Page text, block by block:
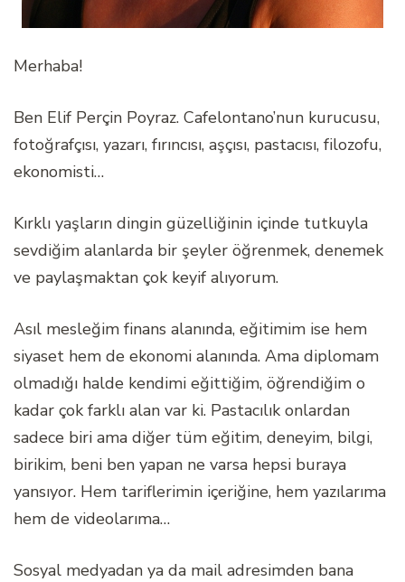
Merhaba!
Ben Elif Perçin Poyraz. Cafelontano’nun kurucusu,
fotoğrafçısı, yazarı, fırıncısı, aşçısı, pastacısı, filozofu,
ekonomisti…
Kırklı yaşların dingin güzelliğinin içinde tutkuyla
sevdiğim alanlarda bir şeyler öğrenmek, denemek
ve paylaşmaktan çok keyif alıyorum.
Asıl mesleğim finans alanında, eğitimim ise hem
siyaset hem de ekonomi alanında. Ama diplomam
olmadığı halde kendimi eğittiğim, öğrendiğim o
kadar çok farklı alan var ki. Pastacılık onlardan
sadece biri ama diğer tüm eğitim, deneyim, bilgi,
birikim, beni ben yapan ne varsa hepsi buraya
yansıyor. Hem tariflerimin içeriğine, hem yazılarıma
hem de videolarıma…
Sosyal medyadan ya da mail adresimden bana